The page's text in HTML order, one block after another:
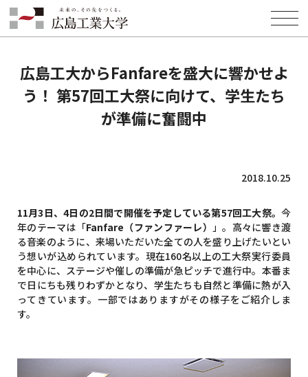
HOME INFORMATION
広島工大からFanfareを盛大に響かせよう！ 第57回工大祭に向けて、学
生たちが準備に奮闘中
広島工大からFanfareを盛大に響かせよ
う！ 第57回工大祭に向けて、学生たち
が準備に奮闘中
2018.10.25
11月3日、4日の2日間で開催を予定している第57回工大祭。 今
年のテーマは「Fanfare（ファンファーレ） 」。高々に響き渡
る音楽のように、来場いただいた全ての人を盛り上げたいとい
う想いが込められています。現在160名以上の工大祭実行委員
を中心に、ステージや催しの準備が急ピッチで進行中。本番ま
で日にちも残りわずかとなり、学生たちも自然と準備に熱が入
ってきています。一部ではありますがその様子をご紹介しま
す。